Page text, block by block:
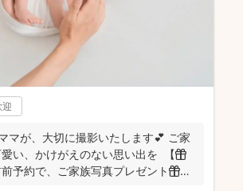
マが、大切に撮影いたします💕 ご家
い、かけがえのない思い出を 【🎁
予約で、ご家族写真プレゼント🎁】